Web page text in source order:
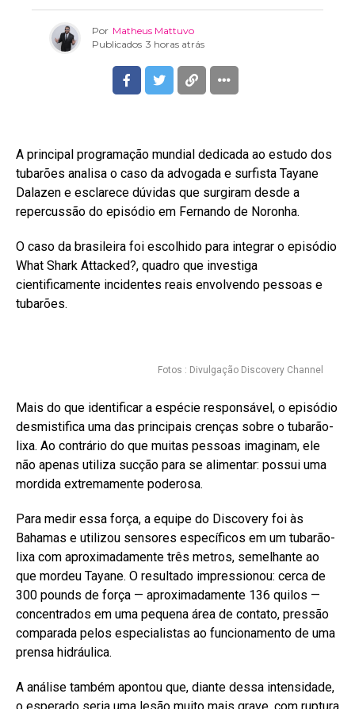
Por Matheus Mattuvo
Publicados 3 horas atrás
A principal programação mundial dedicada ao estudo dos
tubarões analisa o caso da advogada e surfista Tayane
Dalazen e esclarece dúvidas que surgiram desde a
repercussão do episódio em Fernando de Noronha.
O caso da brasileira foi escolhido para integrar o episódio
What Shark Attacked?, quadro que investiga
cientificamente incidentes reais envolvendo pessoas e
tubarões.
Fotos : Divulgação Discovery Channel
Mais do que identificar a espécie responsável, o episódio
desmistifica uma das principais crenças sobre o tubarão-
lixa. Ao contrário do que muitas pessoas imaginam, ele
não apenas utiliza sucção para se alimentar: possui uma
mordida extremamente poderosa.
Para medir essa força, a equipe do Discovery foi às
Bahamas e utilizou sensores específicos em um tubarão-
lixa com aproximadamente três metros, semelhante ao
que mordeu Tayane. O resultado impressionou: cerca de
300 pounds de força — aproximadamente 136 quilos —
concentrados em uma pequena área de contato, pressão
comparada pelos especialistas ao funcionamento de uma
prensa hidráulica.
A análise também apontou que, diante dessa intensidade,
o esperado seria uma lesão muito mais grave, com ruptura